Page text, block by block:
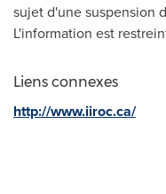
sujet d'une suspension
L'information est
Liens connexes
http://www.iiroc.ca/